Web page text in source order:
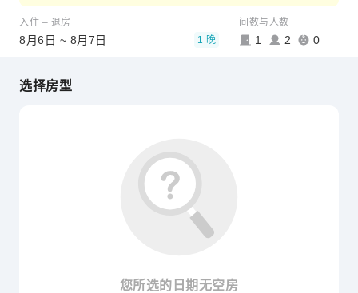
入住 – 退房
8月6日 ~ 8月7日 1 晚
间数与人数
1 2 0
选择房型
您所选的日期无空房